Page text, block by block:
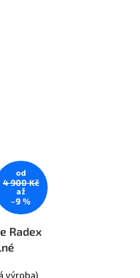
od
4 900 Kč
až
–9 %
Radex